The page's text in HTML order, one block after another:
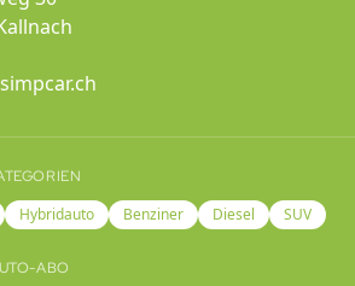
Hybridauto Benziner Diesel SUV
ABO